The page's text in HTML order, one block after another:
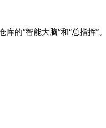
的“智能大脑”和“总指挥”